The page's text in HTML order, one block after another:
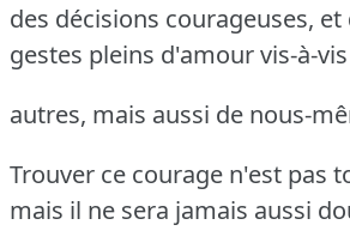
des décisions courageuses,
gestes pleins d'amour vis-à-
autres, mais aussi de nous-
Trouver ce courage n'est pas
mais il ne sera jamais aussi